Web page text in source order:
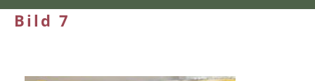
Bild 7